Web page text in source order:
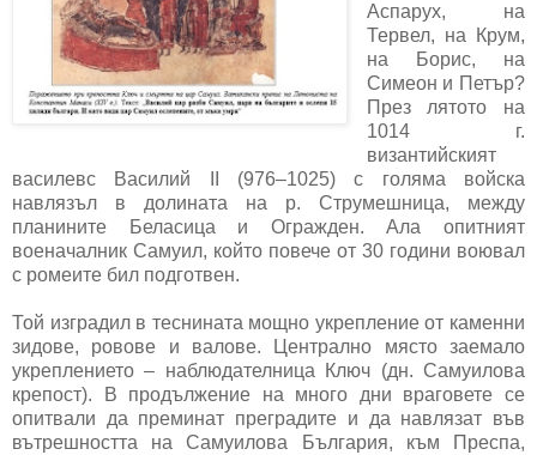
Аспарух, на
Тервел, на Крум,
на Борис, на
Симеон и Петър?
През лятото на
1014 г.
византийският
василевс Василий ІІ (976–1025) с голяма войска
навлязъл в долината на р. Струмешница, между
планините Беласица и Огражден. Ала опитният
военачалник Самуил, който повече от 30 години воювал
с ромеите бил подготвен.
Той изградил в теснината мощно укрепление от каменни
зидове, ровове и валове. Централно място заемало
укреплението – наблюдателница Ключ (дн. Самуилова
крепост). В продължение на много дни враговете се
опитвали да преминат преградите и да навлязат във
вътрешността на Самуилова България, към Преспа,